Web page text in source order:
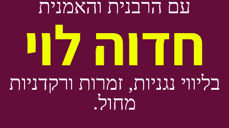
עם הרבנית והאמנית
חדוה לוי
בליווי נגניות, זמרות ורקדניות
מחול.